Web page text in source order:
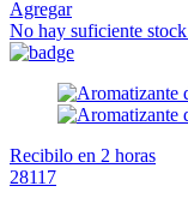
Agregar
No hay suficiente
Recibilo en 2 horas
28117